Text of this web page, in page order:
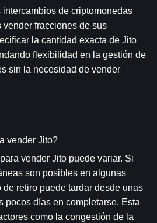
de criptomonedas
fracciones de sus
la cantidad exacta de Jito
flexibilidad en la gestión de
sin la necesidad de vender
vender Jito?
vender Jito puede variar. Si
son posibles en algunas
de retiro puede tardar desde unas
pocos días en completarse. Esta
como la congestión de la